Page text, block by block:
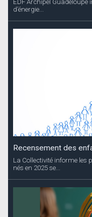
EDF Archipel
d’énergie...
Recensement des
La Collectivité informe les
nés en 2025 se...